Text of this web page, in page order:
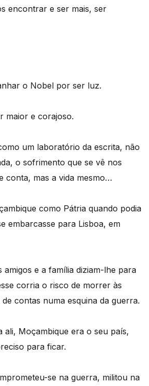
encontrar e ser mais, ser
o Nobel por ser luz.
maior e corajoso.
um laboratório da escrita, não
o sofrimento que se vê nos
conta, mas a vida mesmo…
como Pátria quando podia
embarcasse para Lisboa, em
amigos e a família diziam-lhe para
corria o risco de morrer às
contas numa esquina da guerra.
ali, Moçambique era o seu país,
para ficar.
se na guerra, militou na